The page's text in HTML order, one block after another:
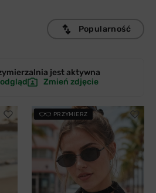
Popularność
jestaktywna
Zmień zdjęcie
PRZYMIERZ